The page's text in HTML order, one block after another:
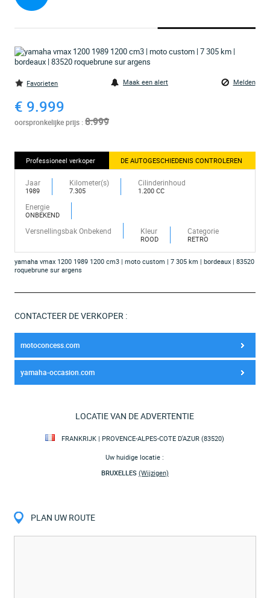
Favorieten Maak een alert Melden
€ 9.999
oorspronkelijke prijs :8.999
Professioneel verkoper DE AUTOGESCHIEDENIS CONTROLEREN
Jaar
1989
Kilometer(s)
7.305
Cilinderinhoud
1.200 CC
Energie
ONBEKEND
Versnellingsbak Onbekend Kleur
ROOD
Categorie
RETRO
yamaha vmax 1200 1989 1200 cm3 | moto custom | 7 305 km | bordeaux | 83520
roquebrune sur argens
CONTACTEER DE VERKOPER :
motoconcess.com
yamaha-occasion.com
LOCATIE VAN DE ADVERTENTIE
FRANKRIJK | PROVENCE-ALPES-COTE D'AZUR (83520)
Uw huidige locatie :
BRUXELLES (Wijzigen)
PLAN UW ROUTE